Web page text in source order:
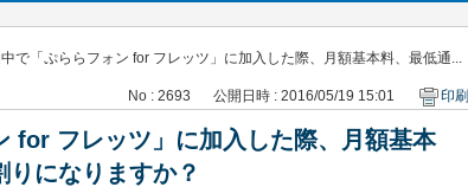
中で「ぷららフォン for フレッツ」に加入した際、月額基本料、最低通...
No : 2693 公開日時 : 2016/05/19 15:01 印刷
for フレッツ」に加入した際、月額基本
になりますか？